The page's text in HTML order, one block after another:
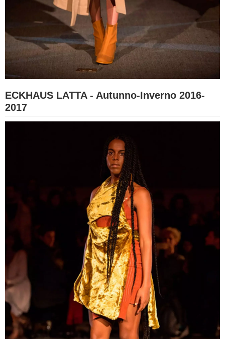
ECKHAUS LATTA - Autunno-Inverno 2016-
2017